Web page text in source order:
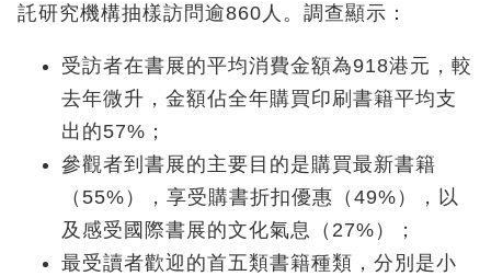
託研究機構抽樣訪問逾860人。調查顯示：
受訪者在書展的平均消費金額為918港元，較
去年微升，金額佔全年購買印刷書籍平均支
出的57%；
參觀者到書展的主要目的是購買最新書籍
（55%），享受購書折扣優惠（49%），以
及感受國際書展的文化氣息（27%）；
最受讀者歡迎的首五類書籍種類，分別是小